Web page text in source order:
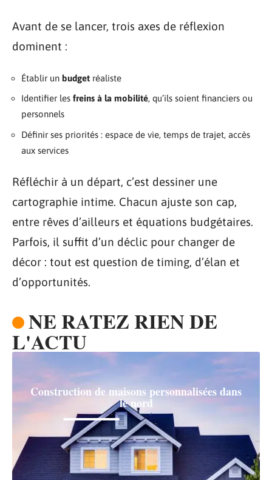
Avant de se lancer, trois axes de réflexion
dominent :
Établir un budget réaliste
Identifier les freins à la mobilité, qu’ils soient financiers ou
personnels
Définir ses priorités : espace de vie, temps de trajet, accès
aux services
Réfléchir à un départ, c’est dessiner une
cartographie intime. Chacun ajuste son cap,
entre rêves d’ailleurs et équations budgétaires.
Parfois, il suffit d’un déclic pour changer de
décor : tout est question de timing, d’élan et
d’opportunités.
NE RATEZ RIEN DE
L'ACTU
Construction de maisons personnalisées dans
le nord